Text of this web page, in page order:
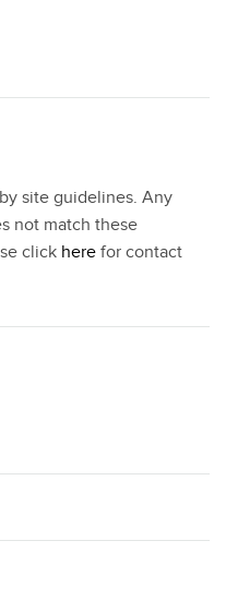
site guidelines. Any
not match these
click here for contact